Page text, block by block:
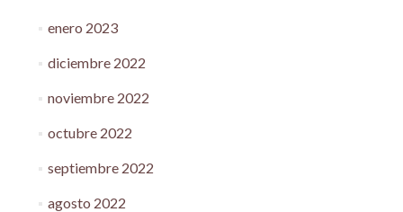
enero 2023
diciembre 2022
noviembre 2022
octubre 2022
septiembre 2022
agosto 2022